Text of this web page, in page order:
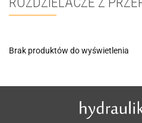
Brak produktów do wyświetlenia